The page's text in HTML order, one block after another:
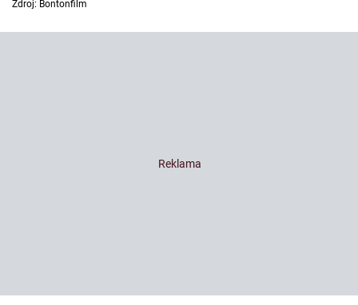
Zdroj: Bontonfilm